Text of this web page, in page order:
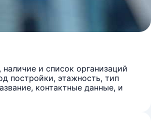
и список организаций
постройки, этажность, тип
контактные данные, и